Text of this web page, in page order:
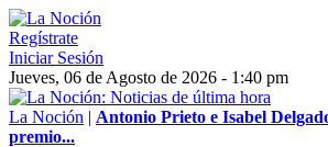
Regístrate
Iniciar Sesión
Jueves, 06 de Agosto de 2026 - 1:40 pm
La Noción | Antonio Prieto e Isabel
premio...